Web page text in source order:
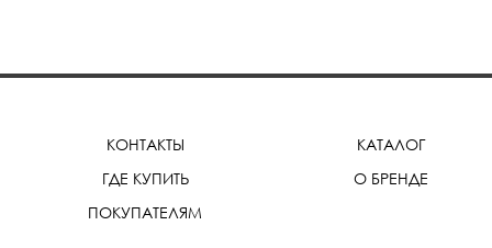
КОНТАКТЫ
ГДЕ КУПИТЬ
ПОКУПАТЕЛЯМ
КАТАЛОГ
О БРЕНДЕ